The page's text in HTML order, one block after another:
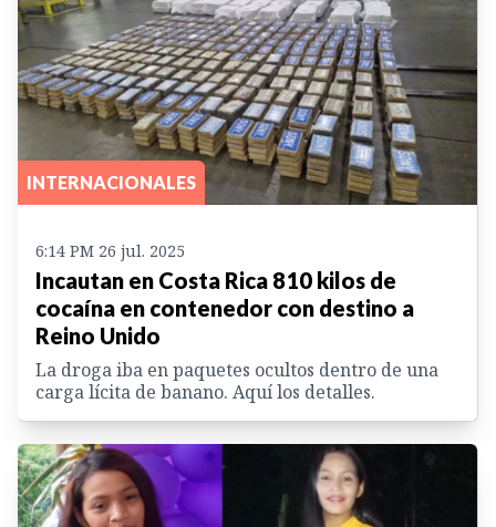
INTERNACIONALES
6:14 PM 26 jul. 2025
Incautan en Costa Rica 810 kilos de
cocaína en contenedor con destino a
Reino Unido
La droga iba en paquetes ocultos dentro de una
carga lícita de banano. Aquí los detalles.